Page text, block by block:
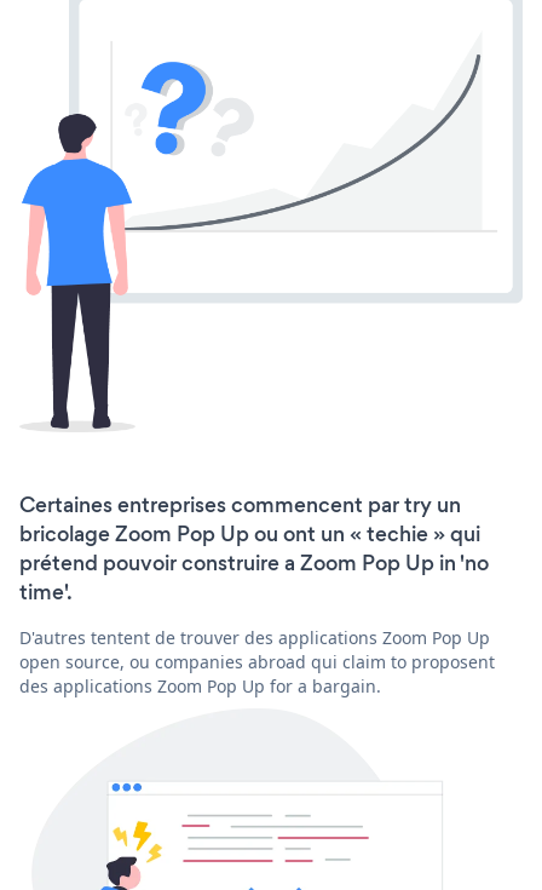
Certaines entreprises commencent par try un
bricolage Zoom Pop Up ou ont un « techie » qui
prétend pouvoir construire a Zoom Pop Up in 'no
time'.
D'autres tentent de trouver des applications Zoom Pop Up
open source, ou companies abroad qui claim to proposent
des applications Zoom Pop Up for a bargain.